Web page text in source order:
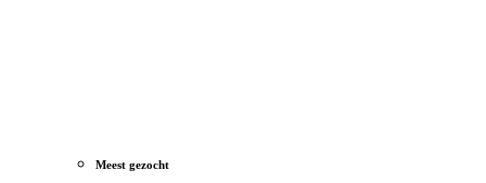
Meest gezocht